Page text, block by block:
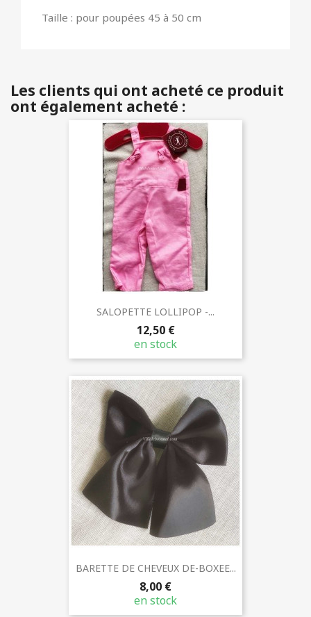
Taille : pour poupées 45 à 50 cm
Les clients qui ont acheté ce produit
ont également acheté :
SALOPETTE LOLLIPOP -...
12,50 €
en stock
BARETTE DE CHEVEUX DE-BOXEE...
8,00 €
en stock